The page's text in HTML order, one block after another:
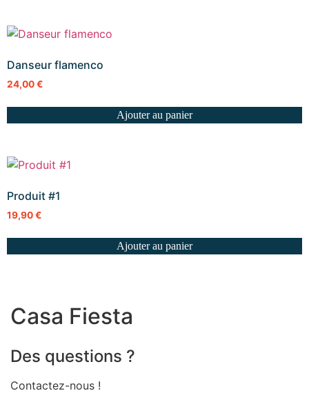
Danseur flamenco
24,00€
Ajouter au panier
Produit #1
19,90€
Ajouter au panier
Casa Fiesta
Des questions ?
Contactez-nous !